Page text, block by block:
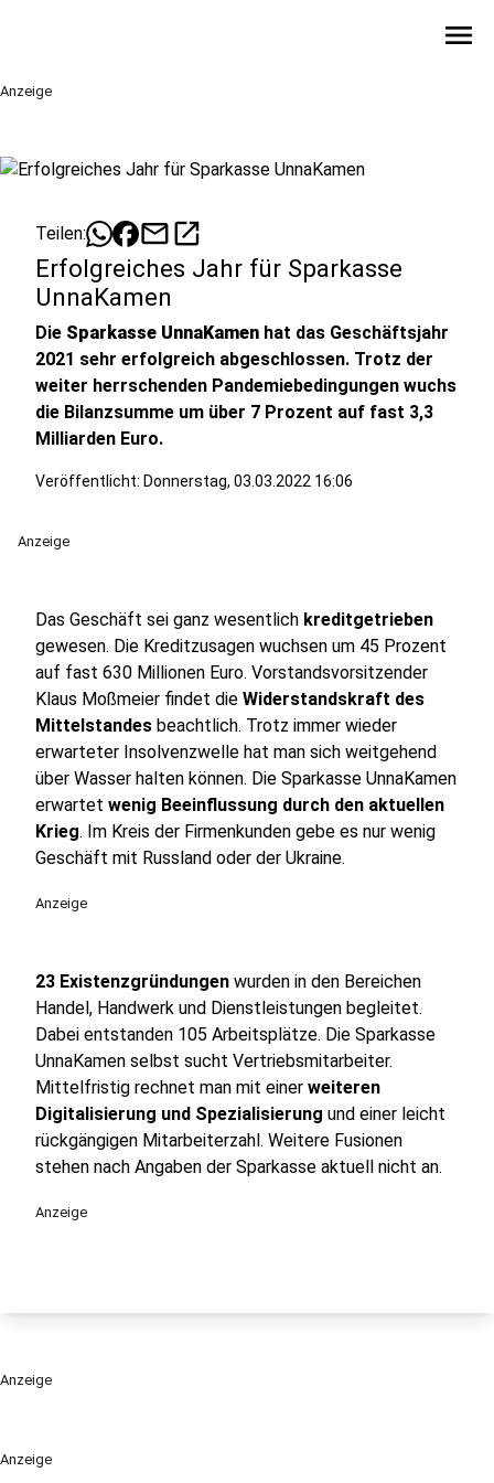
menu
Anzeige
Anzeige
Teilen: mailopen_in_new
Erfolgreiches Jahr für Sparkasse
UnnaKamen
Die Sparkasse UnnaKamen hat das Geschäftsjahr
2021 sehr erfolgreich abgeschlossen. Trotz der
weiter herrschenden Pandemiebedingungen wuchs
die Bilanzsumme um über 7 Prozent auf fast 3,3
Milliarden Euro.
Veröffentlicht: Donnerstag, 03.03.2022 16:06
Anzeige
Das Geschäft sei ganz wesentlich kreditgetrieben
gewesen. Die Kreditzusagen wuchsen um 45 Prozent
auf fast 630 Millionen Euro. Vorstandsvorsitzender
Klaus Moßmeier findet die Widerstandskraft des
Mittelstandes beachtlich. Trotz immer wieder
erwarteter Insolvenzwelle hat man sich weitgehend
über Wasser halten können. Die Sparkasse UnnaKamen
erwartet wenig Beeinflussung durch den aktuellen
Krieg. Im Kreis der Firmenkunden gebe es nur wenig
Geschäft mit Russland oder der Ukraine.
Anzeige
23 Existenzgründungen wurden in den Bereichen
Handel, Handwerk und Dienstleistungen begleitet.
Dabei entstanden 105 Arbeitsplätze. Die Sparkasse
UnnaKamen selbst sucht Vertriebsmitarbeiter.
Mittelfristig rechnet man mit einer weiteren
Digitalisierung und Spezialisierung und einer leicht
rückgängigen Mitarbeiterzahl. Weitere Fusionen
stehen nach Angaben der Sparkasse aktuell nicht an.
Anzeige
Anzeige